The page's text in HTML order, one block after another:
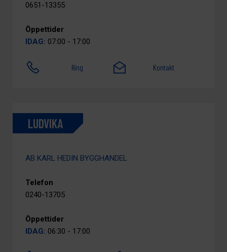
0651-13355
Öppettider
IDAG: 07:00 - 17:00
Ring Kontakt
LUDVIKA
AB KARL HEDIN BYGGHANDEL
Telefon
0240-13705
Öppettider
IDAG: 06:30 - 17:00